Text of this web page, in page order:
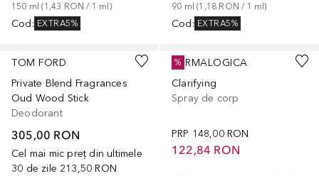
150 ml (1,43 RON / 1 ml)
Cod : EXTRA5%
90 ml (1,18 RON / 1 ml)
Cod : EXTRA5%
TOM FORD
Private Blend Fragrances
Oud Wood Stick
Deodorant
305,00 RON
Cel mai mic preț din ultimele
30 de zile 213,50 RON
DERMALOGICA
Clarifying
Spray de corp
PRP 148,00 RON
122,84 RON
%